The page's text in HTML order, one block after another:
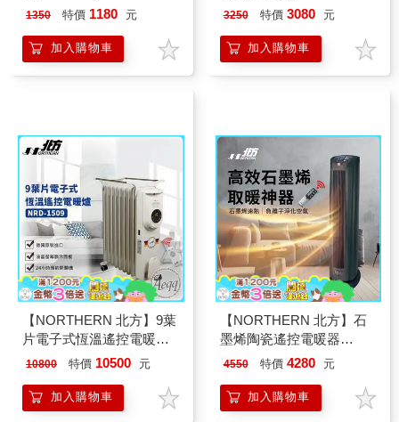
1350 特價 1180 元
加入購物車
(PTC2621TR)
3250 特價 3080 元
加入購物車
【NORTHERN 北方】9葉
片電子式恆溫遙控電暖爐
(NRD-1509)
10800 特價 10500 元
加入購物車
【NORTHERN 北方】石
墨烯陶瓷遙控電暖器
(PTC928TRG)
4550 特價 4280 元
加入購物車